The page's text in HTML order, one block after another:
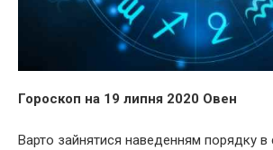
Гороскоп на 19 липня 2020 Овен
Варто зайнятися наведенням порядку в